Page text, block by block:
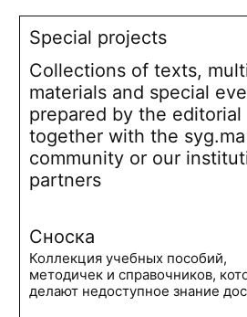
Special projects
Collections of texts,
materials and special
prepared by the editorial
together with the syg.ma
community or our
partners
Сноска
Коллекция учебных пособий,
методичек и справочников,
делают недоступное знание